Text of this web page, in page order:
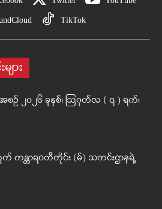
TikTok
ား
အစဉ် ၂၀၂၆ ခုနှစ်၊ ဩဂုတ်လ ( ၇ ) ရက်၊
န္တာရဝတီတိုင်း (မ်) သတင်းဌာနရဲ့